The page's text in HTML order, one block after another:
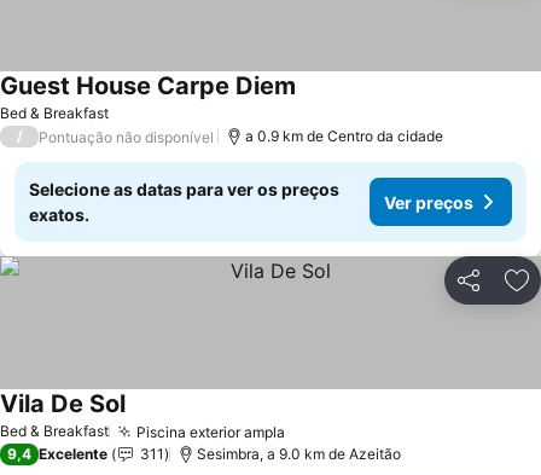
Bed & Breakfast
Guest House Carpe Diem
/ Pontuação não disponível a 0.9 km de Centro da cidade
Selecione as datas para ver os preços
exatos.
Ver preços
Partilhar
Bed & Breakfast Piscina exterior ampla
Vila De SolVer preços
9,4 Excelente 311 Sesimbra, a 9.0 km de Azeitão